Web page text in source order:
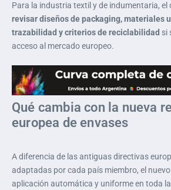
Para la industria textil y de indumentaria, el
revisar diseños de packaging, materiales
trazabilidad y criterios de reciclabilidad si
acceso al mercado europeo.
Qué cambia con la nueva
europea de envases
A diferencia de las antiguas directivas
adaptadas por cada país miembro, el
aplicación automática y uniforme en toda